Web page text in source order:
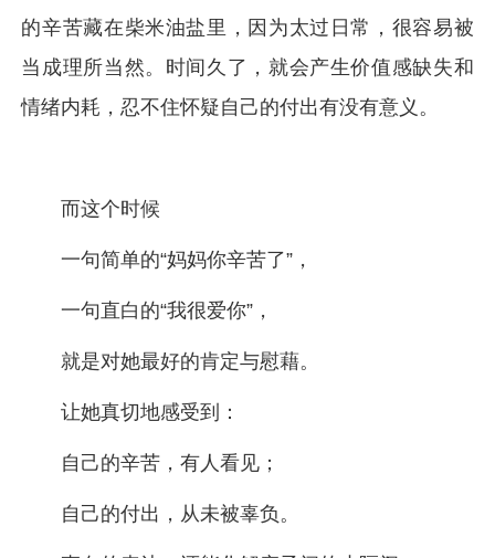
的辛苦藏在柴米油盐里，因为太过日常，很容易被
当成理所当然。时间久了，就会产生价值感缺失和
情绪内耗，忍不住怀疑自己的付出有没有意义。
而这个时候
一句简单的“妈妈你辛苦了”，
一句直白的“我很爱你”，
就是对她最好的肯定与慰藉。
让她真切地感受到：
自己的辛苦，有人看见；
自己的付出，从未被辜负。